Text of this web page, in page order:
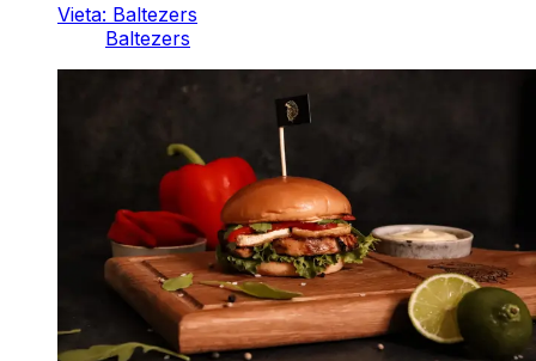
Vieta: Baltezers
Baltezers